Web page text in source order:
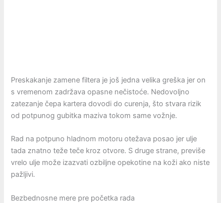
Preskakanje zamene filtera je još jedna velika greška jer on
s vremenom zadržava opasne nečistoće. Nedovoljno
zatezanje čepa kartera dovodi do curenja, što stvara rizik
od potpunog gubitka maziva tokom same vožnje.
Rad na potpuno hladnom motoru otežava posao jer ulje
tada znatno teže teče kroz otvore. S druge strane, previše
vrelo ulje može izazvati ozbiljne opekotine na koži ako niste
pažljivi.
Bezbednosne mere pre početka rada